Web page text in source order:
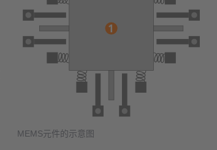
MEMS元件的示意图